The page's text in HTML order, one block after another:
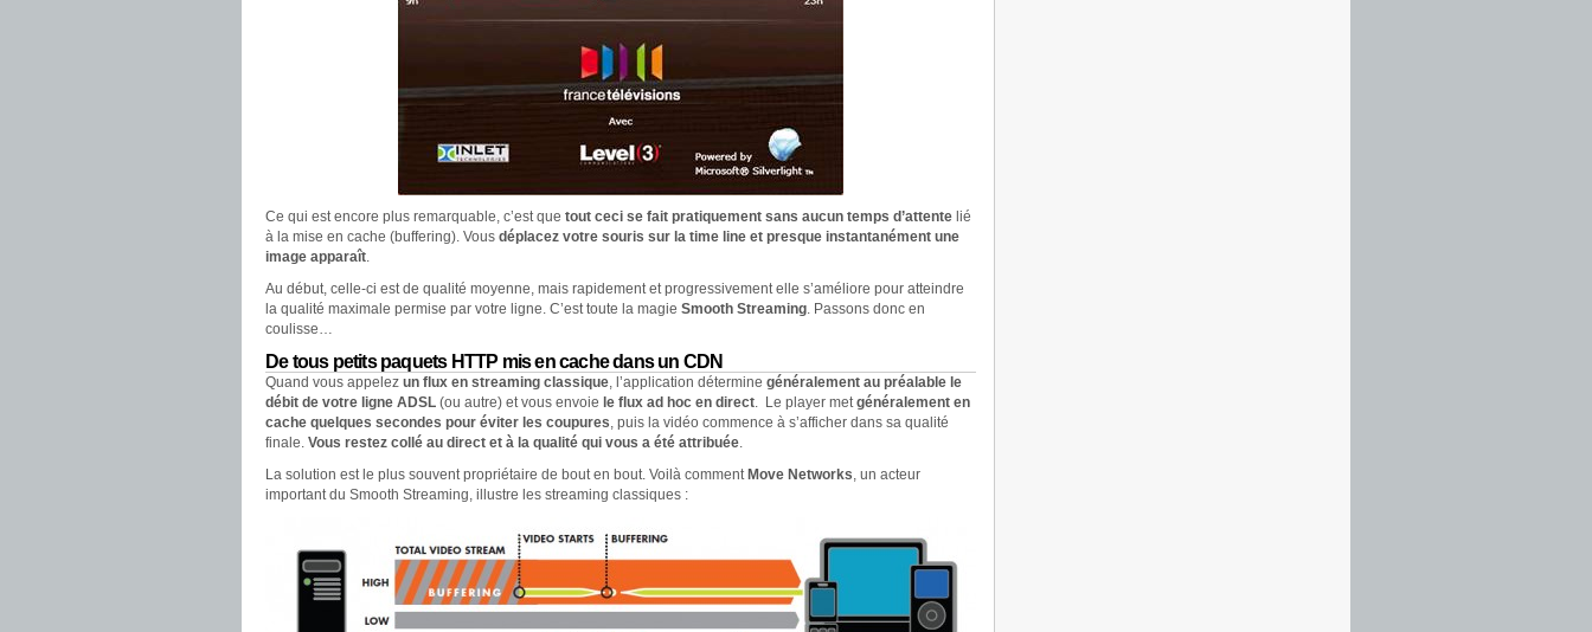
Ce qui est encore plus remarquable, c’est que tout ceci se fait pratiquement sans aucun temps d’attente lié
à la mise en cache (buffering). Vous déplacez votre souris sur la time line et presque instantanément une
image apparaît.
Au début, celle-ci est de qualité moyenne, mais rapidement et progressivement elle s’améliore pour atteindre
la qualité maximale permise par votre ligne. C’est toute la magie Smooth Streaming. Passons donc en
coulisse…
De tous petits paquets HTTP mis en cache dans un CDN
Quand vous appelez un flux en streaming classique, l’application détermine généralement au préalable le
débit de votre ligne ADSL (ou autre) et vous envoie le flux ad hoc en direct. Le player metgénéralement en
cache quelques secondes pour éviter les coupures, puis la vidéo commence à s’afficher dans sa qualité
finale. Vous restez collé au direct et à la qualité qui vous a été attribuée.
La solution est le plus souvent propriétaire de bout en bout. Voilà comment Move Networks, un acteur
important du Smooth Streaming, illustre les streaming classiques :